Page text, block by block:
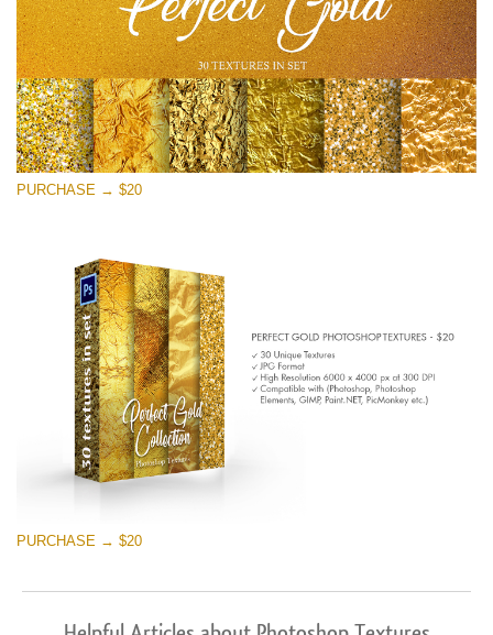
Large 6000*4000px
Entire Collection
(1783 Overlays)
Large 6000*4000px
무료 다운로드
PURCHASE → $20
PURCHASE → $20